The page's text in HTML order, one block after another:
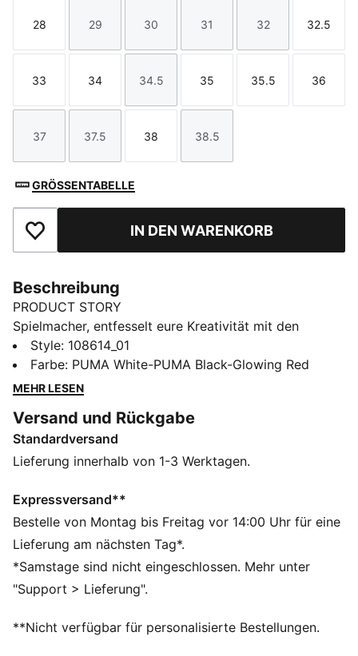
Größe
28
Größe
29
Größe
30
Größe
31
Größe
32
Größe
32.5
Größe
33
Größe
34
Größe
34.5
Größe
35
Größe
35.5
Größe
36
Größe
37
Größe
37.5
Größe
38
Größe
38.5
GRÖSSENTABELLE
Zu Favoriten hinzufügenIN DEN WARENKORB
Beschreibung
PRODUCT STORY
Spielmacher, entfesselt eure Kreativität mit den
FUTURE 8 MATCH. Das leichte Synthetik-Obermaterial
passt sich deinem Fuß an und stabilisiert ihn, während
texturierte Synthetiklinien für gezielte Ballkontrolle
Drehpunkt sorgen für 360-Grad-Agilität und absolute
Bewegungsfreiheit – damit du die gegnerischen
Verteidiger ganz einfach abschütteln kannst.
Das Obermaterial der Schuhe besteht zu mindestens
30 % aus recycelten Materialien.
DETAILS
Breite: Regulär
Texturierte Synthetiklinien für mehr Grip und
Ballkontrolle
Weiches, leichtes Synthetik-Obermaterial mit
Style: 108614_01
Farbe: PUMA White-PUMA Black-Glowing Red
MEHR LESEN
Versand und Rückgabe
Standardversand
Lieferung innerhalb von 1-3 Werktagen.
Expressversand**
Bestelle von Montag bis Freitag vor 14:00 Uhr für eine
Lieferung am nächsten Tag*.
*Samstage sind nicht eingeschlossen. Mehr unter
"Support > Lieferung".
**Nicht verfügbar für personalisierte Bestellungen.